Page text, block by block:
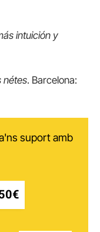
intuición y
nétes. Barcelona:
suport amb